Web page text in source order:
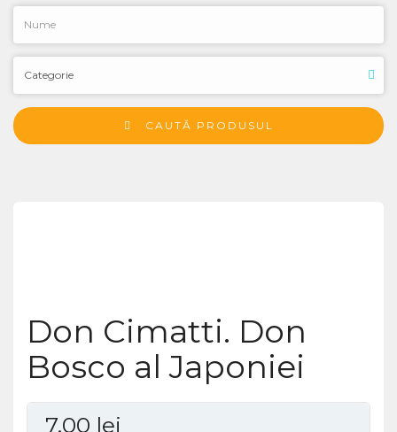
CAUTĂ PRODUSUL
Don Cimatti. Don
Bosco al Japoniei
7,00 lei